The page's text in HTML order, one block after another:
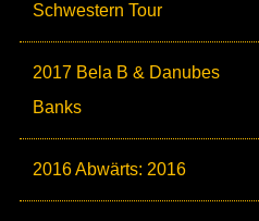
Schwestern Tour
2017 Bela B & Danubes
Banks
2016 Abwärts: 2016